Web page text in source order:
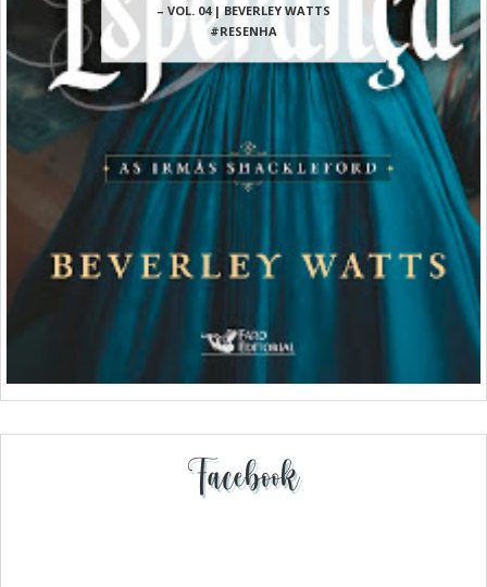
– VOL. 04 | BEVERLEY WATTS
#RESENHA
Facebook